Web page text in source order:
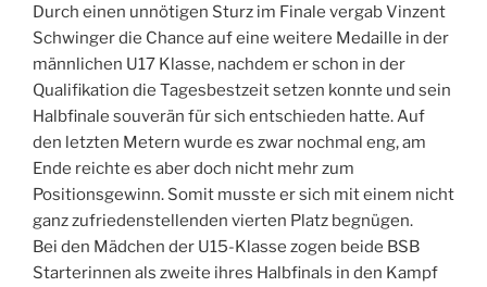
Durch einen unnötigen Sturz im Finale vergab Vinzent
Schwinger die Chance auf eine weitere Medaille in der
männlichen U17 Klasse, nachdem er schon in der
Qualifikation die Tagesbestzeit setzen konnte und sein
Halbfinale souverän für sich entschieden hatte. Auf
den letzten Metern wurde es zwar nochmal eng, am
Ende reichte es aber doch nicht mehr zum
Positionsgewinn. Somit musste er sich mit einem nicht
ganz zufriedenstellenden vierten Platz begnügen.
Bei den Mädchen der U15-Klasse zogen beide BSB
Starterinnen als zweite ihres Halbfinals in den Kampf